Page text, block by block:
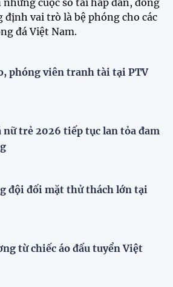
Việt Nam thi tốt nghiệp THPT
sao CAHN "thắng lớn" tại